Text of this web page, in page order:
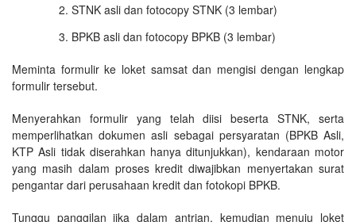
STNK asli dan fotocopy STNK (3 lembar)
BPKB asli dan fotocopy BPKB (3 lembar)
Meminta formulir ke loket samsat dan mengisi dengan lengkap
formulir tersebut.
Menyerahkan formulir yang telah diisi beserta STNK, serta
memperlihatkan dokumen asli sebagai persyaratan (BPKB Asli,
KTP Asli tidak diserahkan hanya ditunjukkan), kendaraan motor
yang masih dalam proses kredit diwajibkan menyertakan surat
pengantar dari perusahaan kredit dan fotokopi BPKB.
Tunggu panggilan jika dalam antrian, kemudian menuju loket